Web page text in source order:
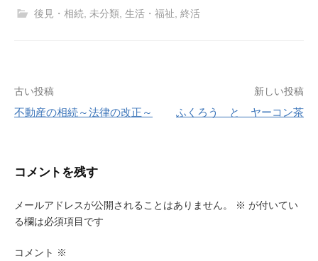
後見・相続, 未分類, 生活・福祉, 終活
投
稿
ビ
ゲ
ー
シ
古い投稿
不動産の相続～法律の改正～
新しい投稿
ふくろう と ヤーコン茶
コメントを残す
メールアドレスが公開されることはありません。 ※ が付いてい
る欄は必須項目です
コメント ※